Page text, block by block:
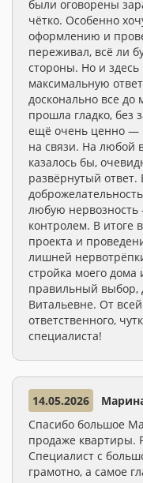
были оговорены
чётко. Особенно
оформлению и
переживал, всё ли
стороны. Но и
максимальную
досконально все до
прошла гладко, без
ещё очень ценно —
на связи. На любой
казалось бы,
развёрнутый
любую
контролем. В итоге
проекта и
лишней
стройка моего дома
правильный
Витальевне. От
ответственного,
специалиста!
14.05.2026
Спасибо большое
продаже квартиры.
Специалист с
грамотно, а самое